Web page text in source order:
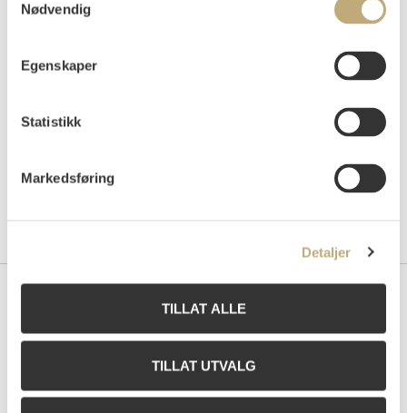
Nødvendig
Egenskaper
Statistikk
Markedsføring
Detaljer
TILLAT ALLE
TILLAT UTVALG
Auksjonert
mandag 30. november 2015 kl 19:00
Grev Wedels Plass Auksjoner AS